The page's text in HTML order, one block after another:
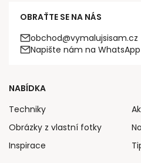
OBRAŤTE SE NA NÁS
obchod@vymalujsisam.cz
Napište nám na WhatsApp
NABÍDKA
Techniky
Obrázky z vlastní fotky
Inspirace